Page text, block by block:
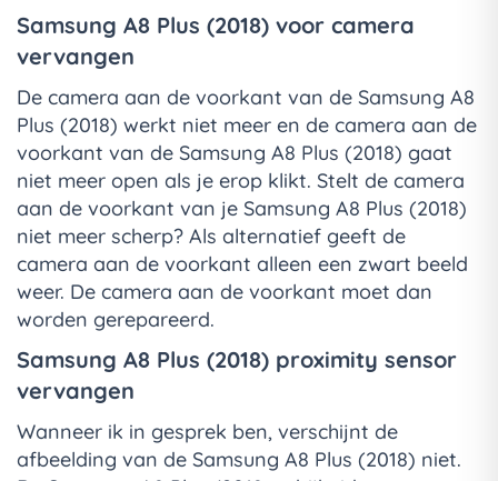
Samsung A8 Plus (2018) voor camera
vervangen
De camera aan de voorkant van de Samsung A8
Plus (2018) werkt niet meer en de camera aan de
voorkant van de Samsung A8 Plus (2018) gaat
niet meer open als je erop klikt. Stelt de camera
aan de voorkant van je Samsung A8 Plus (2018)
niet meer scherp? Als alternatief geeft de
camera aan de voorkant alleen een zwart beeld
weer. De camera aan de voorkant moet dan
worden gerepareerd.
Samsung A8 Plus (2018) proximity sensor
vervangen
Wanneer ik in gesprek ben, verschijnt de
afbeelding van de Samsung A8 Plus (2018) niet.